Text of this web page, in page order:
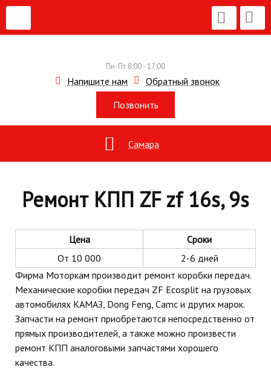
Пн-Пт 8:00 - 17:00
Напишите нам
Обратный звонок
Позвонить
Самара
Ремонт КПП ZF zf 16s, 9s
Цена
Сроки
От 10 000
2-6 дней
Фирма Моторкам производит ремонт коробки передач.
Механические коробки передач ZF Ecosplit на грузовых
автомобилях КАМАЗ, Dong Feng, Camc и других марок.
Запчасти на ремонт приобретаются непосредственно от
прямых производителей, а также можно произвести
ремонт КПП аналоговыми запчастями хорошего
качества.